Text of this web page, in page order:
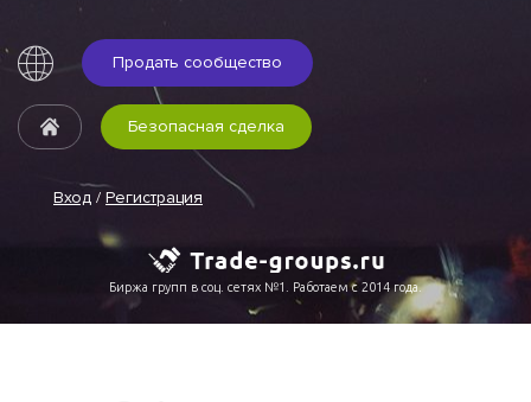
Продать сообщество
Вход / Регистрация
Безопасная сделка
Биржа групп в соц. сетях №1. Работаем с 2014 года.